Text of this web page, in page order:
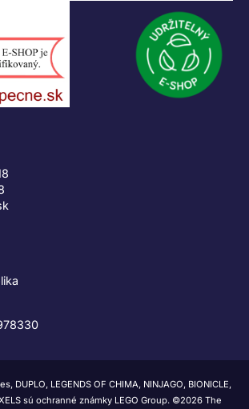
DUPLO, LEGENDS OF CHIMA, NINJAGO, BIONICLE,
sú ochranné známky LEGO Group. ©2026 The